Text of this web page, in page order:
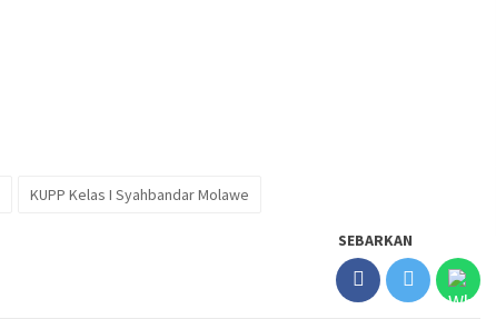
KUPP Kelas I Syahbandar Molawe
SEBARKAN